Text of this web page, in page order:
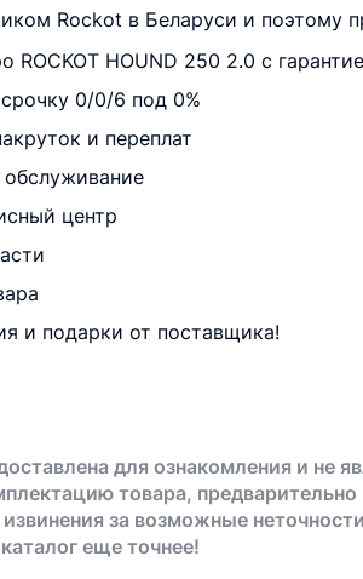
Rockot в Беларуси и поэтому
HOUND 250 2.0 с
0/0/6 под 0%
и переплат
центр
и подарки от поставщика!
для ознакомления и не
товара,
за возможные
еще точнее!